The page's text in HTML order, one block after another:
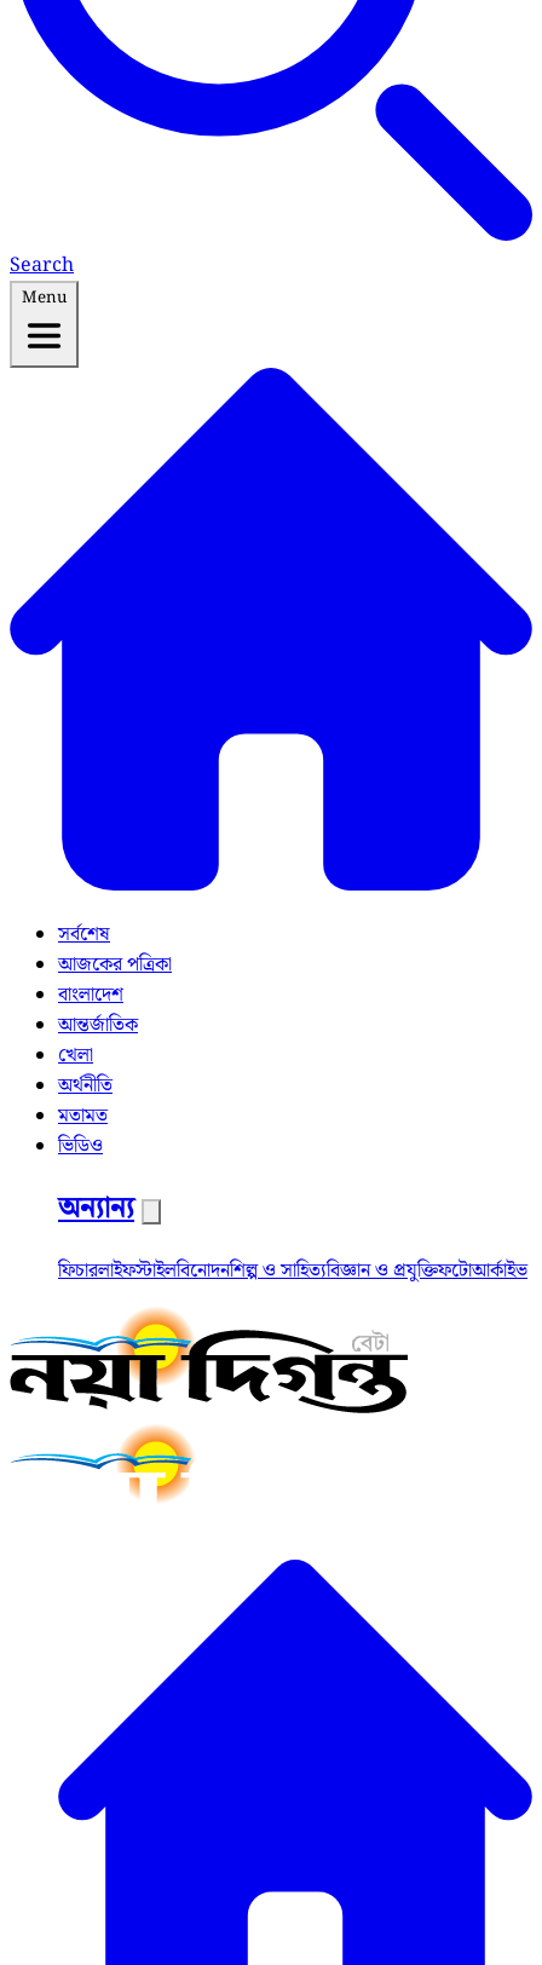
Search
Menu
সর্বশেষ
আজকের পত্রিকা
বাংলাদেশ
আন্তর্জাতিক
খেলা
অর্থনীতি
মতামত
ভিডিও
অন্যান্য
ফিচারলাইফস্টাইলবিনোদনশিল্প ও সাহিত্যবিজ্ঞান ও প্রযুক্তিফটোআর্কাইভ